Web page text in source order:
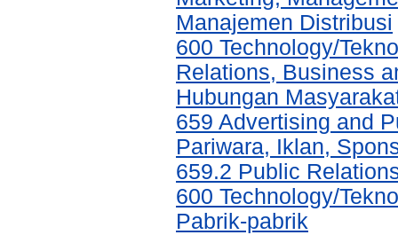
Manajemen Distribusi
600 Technology/
Relations, Business
Hubungan
659 Advertising and
Pariwara, Iklan,
659.2 Public
600 Technology/
Pabrik-pabrik